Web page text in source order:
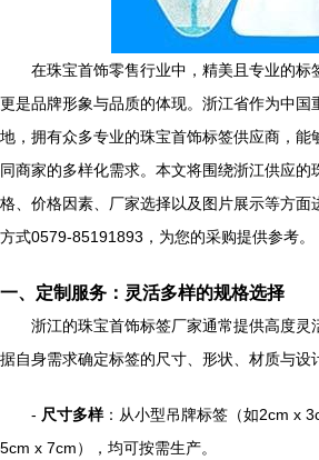
在珠宝首饰零售行业中，精美且专业的标
更是品牌形象与品质的体现。浙江省作为中国
地，拥有众多专业的珠宝首饰标签供应商，能
同商家的多样化需求。本文将围绕浙江供应的
格、价格因素、厂家选择以及图片展示等方面
方式0579-85191893，为您的采购提供参考。
一、定制服务：灵活多样的规格选择
浙江的珠宝首饰标签厂家通常提供高度灵
据自身需求确定标签的尺寸、形状、材质与设
- 尺寸多样：从小型吊牌标签（如2cm x
5cm x 7cm），均可按需生产。